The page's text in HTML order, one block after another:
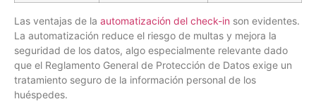
Las ventajas de la automatización del check-in son evidentes.
La automatización reduce el riesgo de multas y mejora la
seguridad de los datos, algo especialmente relevante dado
que el Reglamento General de Protección de Datos exige un
tratamiento seguro de la información personal de los
huéspedes.